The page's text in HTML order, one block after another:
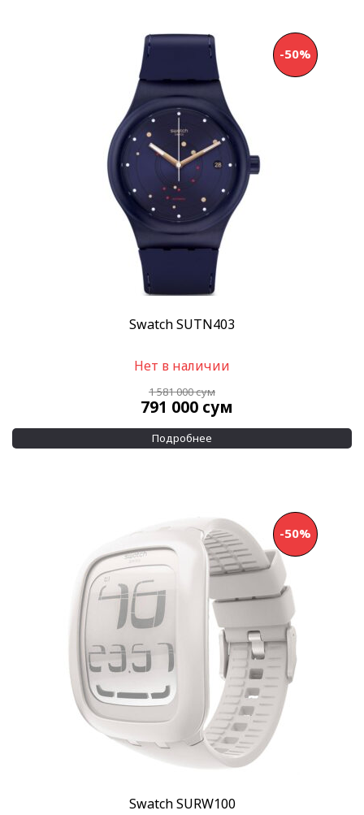
Swatch SUTN403
-50%
Нет в наличии
1 581 000сум
791 000 сум
Подробнее
Swatch SURW100
-50%